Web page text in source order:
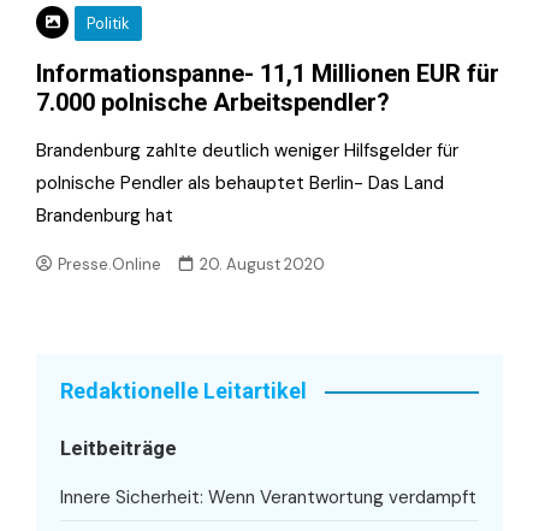
Politik
Informationspanne- 11,1 Millionen EUR für
7.000 polnische Arbeitspendler?
Brandenburg zahlte deutlich weniger Hilfsgelder für
polnische Pendler als behauptet Berlin- Das Land
Brandenburg hat
Presse.Online 20. August 2020
Redaktionelle Leitartikel
Leitbeiträge
Innere Sicherheit: Wenn Verantwortung verdampft